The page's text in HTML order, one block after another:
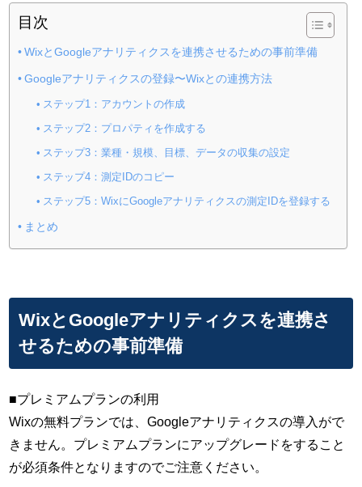
目次
WixとGoogleアナリティクスを連携させるための事前準備
Googleアナリティクスの登録〜Wixとの連携方法
ステップ1：アカウントの作成
ステップ2：プロパティを作成する
ステップ3：業種・規模、目標、データの収集の設定
ステップ4：測定IDのコピー
ステップ5：WixにGoogleアナリティクスの測定IDを登録する
まとめ
WixとGoogleアナリティクスを連携さ
せるための事前準備
■プレミアムプランの利用
Wixの無料プランでは、Googleアナリティクスの導入がで
きません。プレミアムプランにアップグレードをすること
が必須条件となりますのでご注意ください。